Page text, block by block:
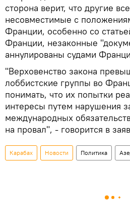
сторона верит, что другие
несовместимые с
Франции, особенно со
Франции, незаконные
аннулированы судами
"Верховенство закона
лоббистские группы во
понимать, что их попытки
интересы путем нарушения
международных
на провал", - говорится в
Карабах Новости Политика